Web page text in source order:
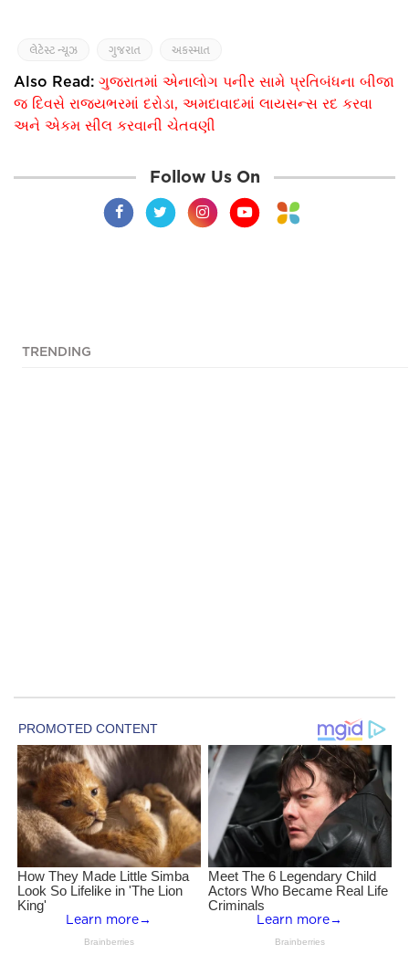
લેટેસ્ટ ન્યૂઝ ગુજરાત અકસ્માત
Also Read: ગુજરાતમાં એનાલોગ પનીર સામે પ્રતિબંધના બીજા
જ દિવસે રાજ્યભરમાં દરોડા, અમદાવાદમાં લાયસન્સ રદ કરવા
અને એકમ સીલ કરવાની ચેતવણી
Follow Us On
TRENDING